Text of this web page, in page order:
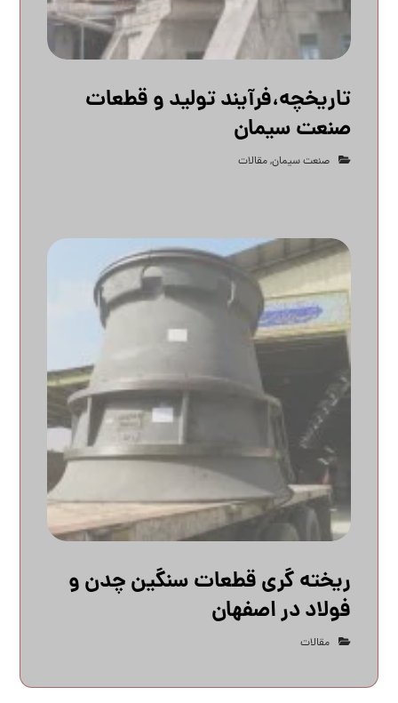
تاریخچه،فرآیند تولید و قطعات
صنعت سیمان
صنعت سیمان,مقالات
ریخته گری قطعات سنگین چدن و
فولاد در اصفهان
مقالات